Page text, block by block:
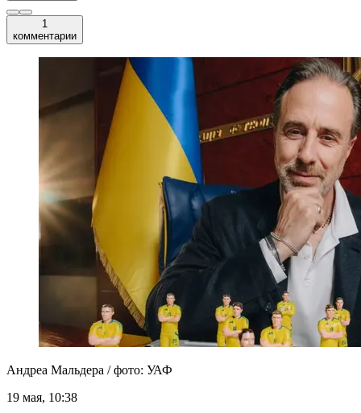
1
комментарии
Андреа Мальдера / фото: УАФ
19 мая, 10:38